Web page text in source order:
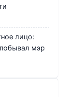
лицо:
мэр